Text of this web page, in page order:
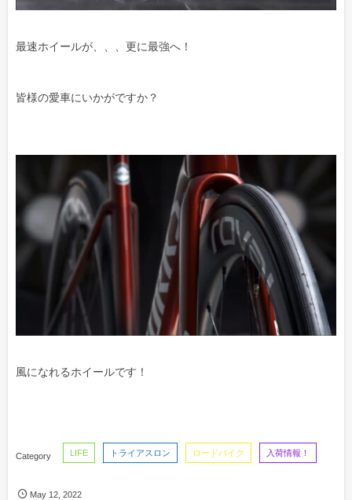
最速ホイールが、、、更に最強へ！
皆様の愛車にいかがですか？
風になれるホイールです！
LIFE トライアスロン ロードバイク 入荷情報！
May 12 ,2022